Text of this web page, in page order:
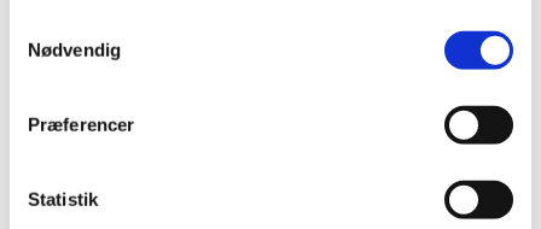
Nødvendig
Præferencer
Statistik
2009 (14)
2007 (3)